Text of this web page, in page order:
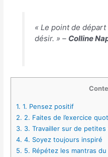
« Le point de
désir. » – Colline
1. 1. Pensez positif
2. 2. Faites de l’exercice
3. 3. Travailler sur de petites
4. 4. Soyez toujours inspiré
5. 5. Répétez les mantras